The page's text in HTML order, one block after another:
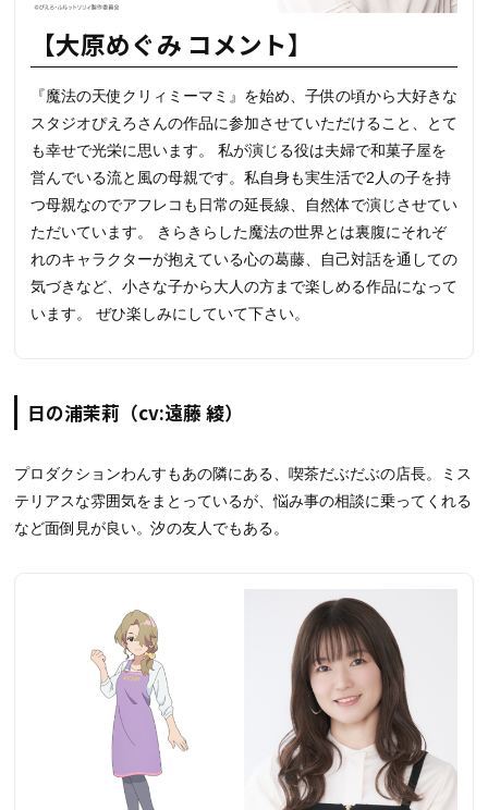
【大原めぐみ コメント】
『魔法の天使クリィミーマミ』を始め、子供の頃から大好きな
スタジオぴえろさんの作品に参加させていただけること、とて
も幸せで光栄に思います。 私が演じる役は夫婦で和菓子屋を
営んでいる流と風の母親です。私自身も実生活で2人の子を持
つ母親なのでアフレコも日常の延長線、自然体で演じさせてい
ただいています。 きらきらした魔法の世界とは裏腹にそれぞ
れのキャラクターが抱えている心の葛藤、自己対話を通しての
気づきなど、小さな子から大人の方まで楽しめる作品になって
います。 ぜひ楽しみにしていて下さい。
日の浦茉莉（cv:遠藤 綾）
プロダクションわんすもあの隣にある、喫茶だぶだぶの店長。ミス
テリアスな雰囲気をまとっているが、悩み事の相談に乗ってくれる
など面倒見が良い。汐の友人でもある。